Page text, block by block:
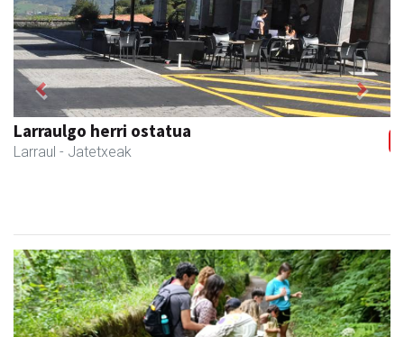
Larraulgo herri ostatua
Larraul - Jatetxeak
Previous Next